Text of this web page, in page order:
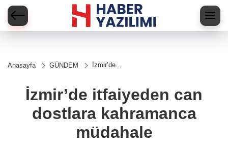
Anasayfa GÜNDEM
İzmir’de
kahramanca
müdahale
İzmir’de itfaiyeden can
dostlara kahramanca
müdahale